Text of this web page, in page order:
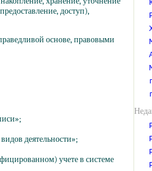
доступ),
основе, правовыми
деятельности»;
) учете в системе